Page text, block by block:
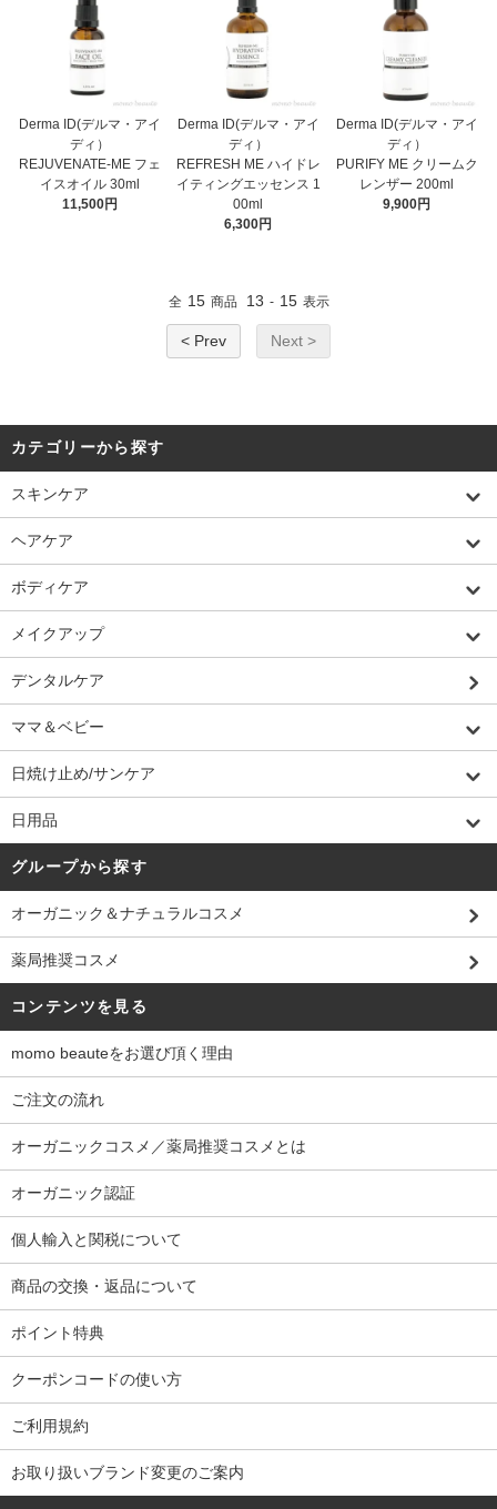
Derma ID(デルマ・アイ
ディ）
REJUVENATE-ME フェ
イスオイル 30ml
11,500円
Derma ID(デルマ・アイ
ディ）
REFRESH ME ハイドレ
イティングエッセンス 1
00ml
6,300円
Derma ID(デルマ・アイ
ディ）
PURIFY ME クリームク
レンザー 200ml
9,900円
全 15 商品 13 - 15 表示
< Prev Next >
カテゴリーから探す
スキンケア
ヘアケア
ボディケア
メイクアップ
デンタルケア
ママ＆ベビー
日焼け止め/サンケア
日用品
グループから探す
オーガニック＆ナチュラルコスメ
薬局推奨コスメ
コンテンツを見る
momo beauteをお選び頂く理由
ご注文の流れ
オーガニックコスメ／薬局推奨コスメとは
オーガニック認証
個人輸入と関税について
商品の交換・返品について
ポイント特典
クーポンコードの使い方
ご利用規約
お取り扱いブランド変更のご案内